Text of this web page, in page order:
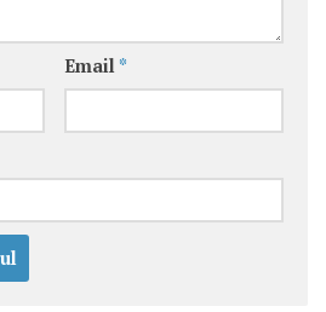
Email *